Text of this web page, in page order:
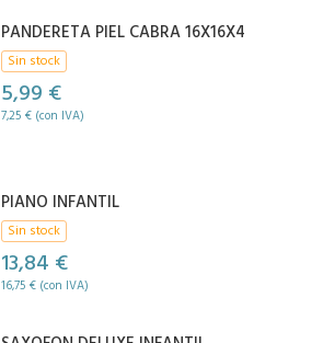
PANDERETA PIEL CABRA 16X16X4
Sin stock
5,99 €
7,25 € (con IVA)
PIANO INFANTIL
Sin stock
13,84 €
16,75 € (con IVA)